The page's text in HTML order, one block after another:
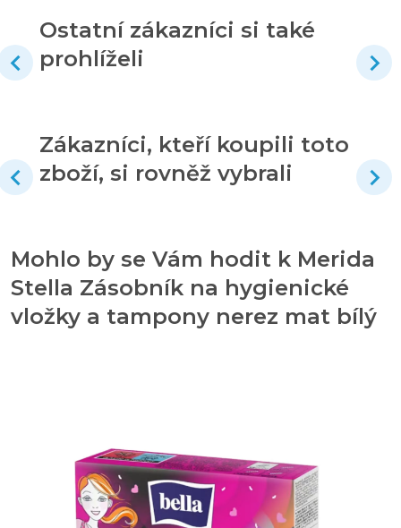
Ostatní zákazníci si také
prohlíželi
Zákazníci, kteří koupili toto
zboží, si rovněž vybrali
Mohlo by se Vám hodit k Merida
Stella Zásobník na hygienické
vložky a tampony nerez mat bílý